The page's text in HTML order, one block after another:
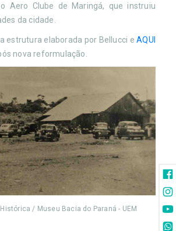
Aero Clube de Maringá, que instruiu
da cidade.
estrutura elaborada por Bellucci eAQUI
nova reformulação.
/ Museu Bacia do Paraná - UEM